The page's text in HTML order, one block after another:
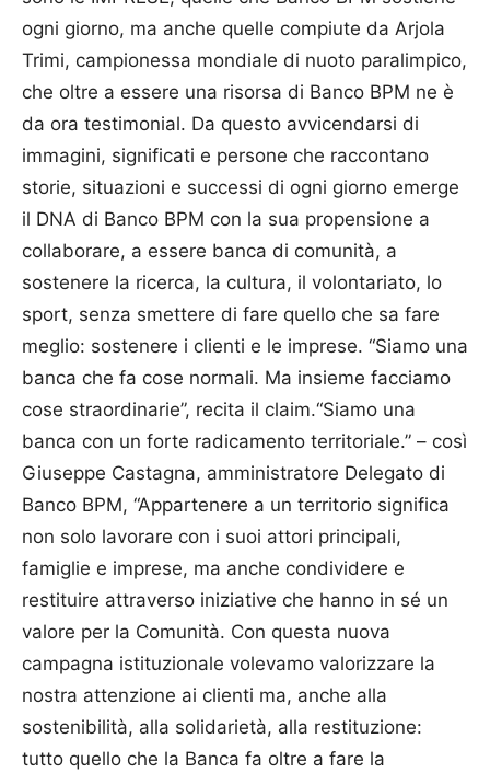
ogni giorno, ma anche quelle compiute da Arjola
Trimi, campionessa mondiale di nuoto paralimpico,
che oltre a essere una risorsa di Banco BPM ne è
da ora testimonial. Da questo avvicendarsi di
immagini, significati e persone che raccontano
storie, situazioni e successi di ogni giorno emerge
il DNA di Banco BPM con la sua propensione a
collaborare, a essere banca di comunità, a
sostenere la ricerca, la cultura, il volontariato, lo
sport, senza smettere di fare quello che sa fare
meglio: sostenere i clienti e le imprese. “Siamo una
banca che fa cose normali. Ma insieme facciamo
cose straordinarie”, recita il claim.“Siamo una
banca con un forte radicamento territoriale.” – così
Giuseppe Castagna, amministratore Delegato di
Banco BPM, “Appartenere a un territorio significa
non solo lavorare con i suoi attori principali,
famiglie e imprese, ma anche condividere e
restituire attraverso iniziative che hanno in sé un
valore per la Comunità. Con questa nuova
campagna istituzionale volevamo valorizzare la
nostra attenzione ai clienti ma, anche alla
sostenibilità, alla solidarietà, alla restituzione:
tutto quello che la Banca fa oltre a fare la